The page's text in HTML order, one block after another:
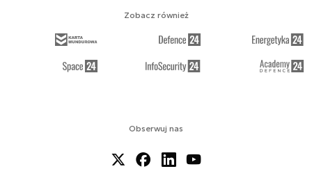
Obserwuj nas
Zobacz również